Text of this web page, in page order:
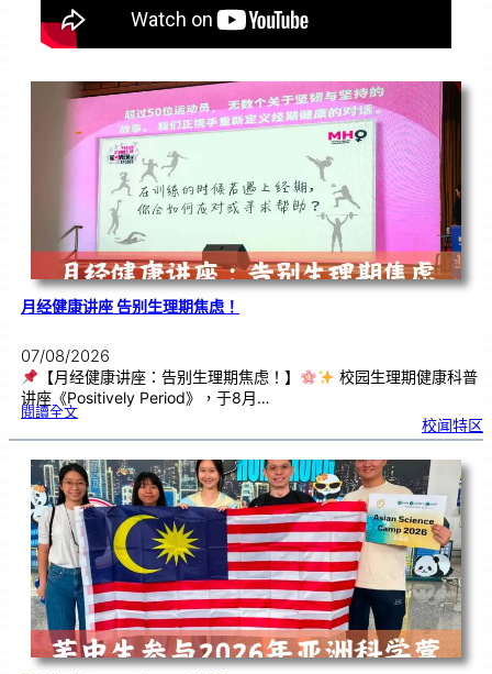
月经健康讲座 告别生理期焦虑！
07/08/2026
【月经健康讲座：告别生理期焦虑！】
校园生理期健康科普
讲座《Positively Period》，于8月…
閱讀全文:月
康
座
告
别
生
理
期
焦
虑
！
校闻特区